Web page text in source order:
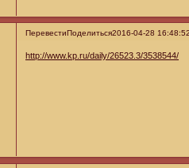
ПеревестиПоделиться2016-04-28
http://www.kp.ru/daily/26523.3/3538544/